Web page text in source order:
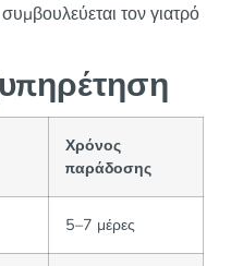
τον γιατρό
Χρόνος
παράδοσης
5–7 μέρες